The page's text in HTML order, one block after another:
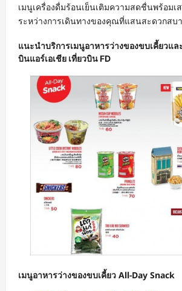
เมนูเครื่องดื่มร้อนเย็นเติมความสดชื่นพร้อมเ
ระหว่างการเดินทางของคุณที่แสนสะดวกสบา
แนะนำบริการเมนูอาหารว่างของขบเคี้ยวแล
บินแอร์เอเชีย เที่ยวบิน FD
เมนูอาหารว่างของขบเคี้ยว All-Day Snack